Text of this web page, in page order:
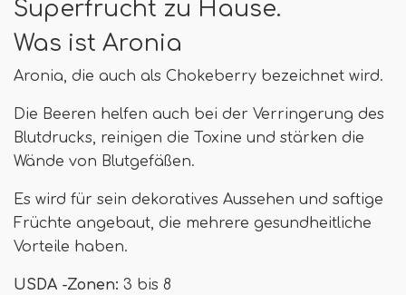
Superfrucht zu Hause.
Was ist Aronia
Aronia, die auch als Chokeberry bezeichnet wird.
Die Beeren helfen auch bei der Verringerung des
Blutdrucks, reinigen die Toxine und stärken die
Wände von Blutgefäßen.
Es wird für sein dekoratives Aussehen und saftige
Früchte angebaut, die mehrere gesundheitliche
Vorteile haben.
USDA -Zonen: 3 bis 8